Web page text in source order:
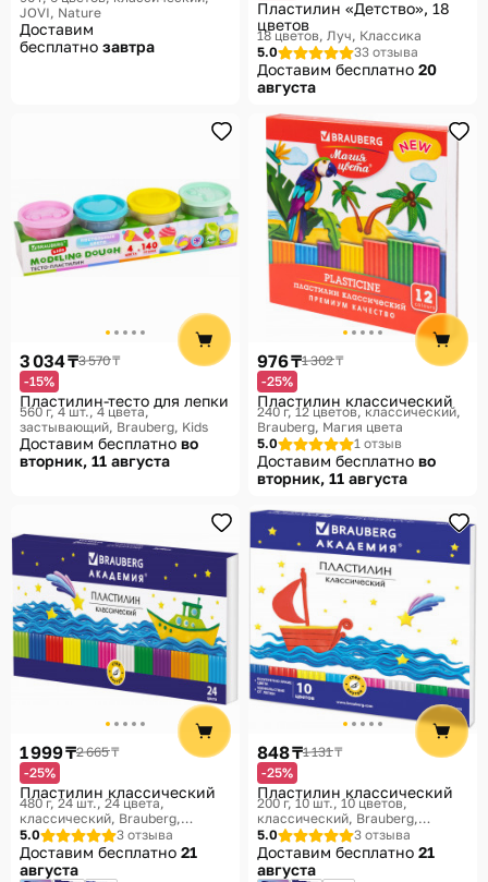
JOVI, Nature
Доставим
бесплатно завтра
Пластилин «Детство», 18
цветов
18 цветов Луч, Классика
5.0
33 отзыва
Доставим бесплатно 20
августа
3 034 ₸3 570 ₸
-15%
Пластилин-тесто для лепки
560 г, 4 шт., 4 цвета,
застывающий Brauberg, Kids
Доставим бесплатно во
вторник, 11 августа
976 ₸1 302 ₸
-25%
Пластилин классический
240 г, 12 цветов, классический
Brauberg, Магия цвета
5.0
1 отзыв
Доставим бесплатно во
вторник, 11 августа
1 999 ₸2 665 ₸
-25%
Пластилин классический
480 г, 24 шт., 24 цвета,
классический Brauberg,
Академия
5.0 3 отзыва
Доставим бесплатно 21
августа
848 ₸1 131 ₸
-25%
Пластилин классический
200 г, 10 шт., 10 цветов,
классический Brauberg,
Академия
5.0 3 отзыва
Доставим бесплатно 21
августа